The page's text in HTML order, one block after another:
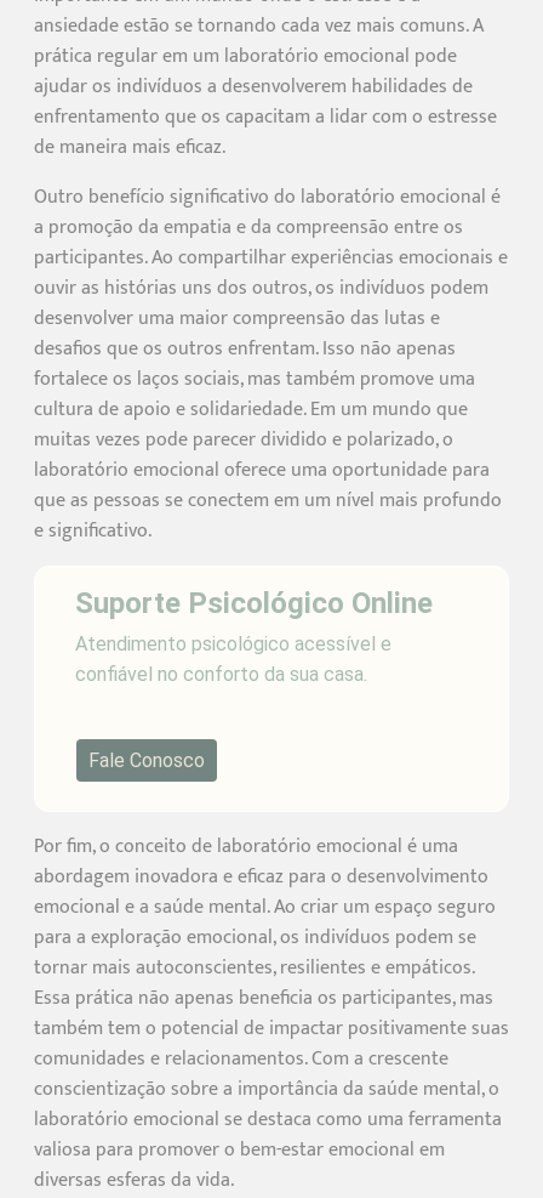
ansiedade estão se tornando cada vez mais comuns. A
prática regular em um laboratório emocional pode
ajudar os indivíduos a desenvolverem habilidades de
enfrentamento que os capacitam a lidar com o estresse
de maneira mais eficaz.
Outro benefício significativo do laboratório emocional é
a promoção da empatia e da compreensão entre os
participantes. Ao compartilhar experiências emocionais e
ouvir as histórias uns dos outros, os indivíduos podem
desenvolver uma maior compreensão das lutas e
desafios que os outros enfrentam. Isso não apenas
fortalece os laços sociais, mas também promove uma
cultura de apoio e solidariedade. Em um mundo que
muitas vezes pode parecer dividido e polarizado, o
laboratório emocional oferece uma oportunidade para
que as pessoas se conectem em um nível mais profundo
e significativo.
Suporte Psicológico Online
Atendimento psicológico acessível e
confiável no conforto da sua casa.
Fale Conosco
Por fim, o conceito de laboratório emocional é uma
abordagem inovadora e eficaz para o desenvolvimento
emocional e a saúde mental. Ao criar um espaço seguro
para a exploração emocional, os indivíduos podem se
tornar mais autoconscientes, resilientes e empáticos.
Essa prática não apenas beneficia os participantes, mas
também tem o potencial de impactar positivamente suas
comunidades e relacionamentos. Com a crescente
conscientização sobre a importância da saúde mental, o
laboratório emocional se destaca como uma ferramenta
valiosa para promover o bem-estar emocional em
diversas esferas da vida.